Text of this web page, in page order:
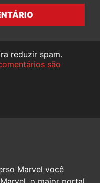
reduzir spam.
são
Marvel você